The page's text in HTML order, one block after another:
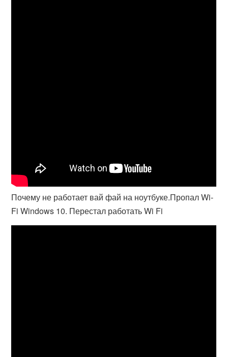
Почему не работает вай фай на ноутбуке.Пропал Wi-
Fi Windows 10. Перестал работать Wi Fi